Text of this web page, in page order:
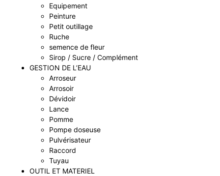
Equipement
Peinture
Petit outillage
Ruche
semence de fleur
Sirop / Sucre / Complément
GESTION DE L’EAU
Arroseur
Arrosoir
Dévidoir
Lance
Pomme
Pompe doseuse
Pulvérisateur
Raccord
Tuyau
OUTIL ET MATERIEL